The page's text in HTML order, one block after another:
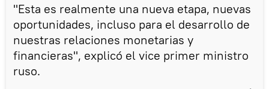
"Esta es realmente una nueva etapa, nuevas
oportunidades, incluso para el desarrollo de
nuestras relaciones monetarias y
financieras", explicó el vice primer ministro
ruso.